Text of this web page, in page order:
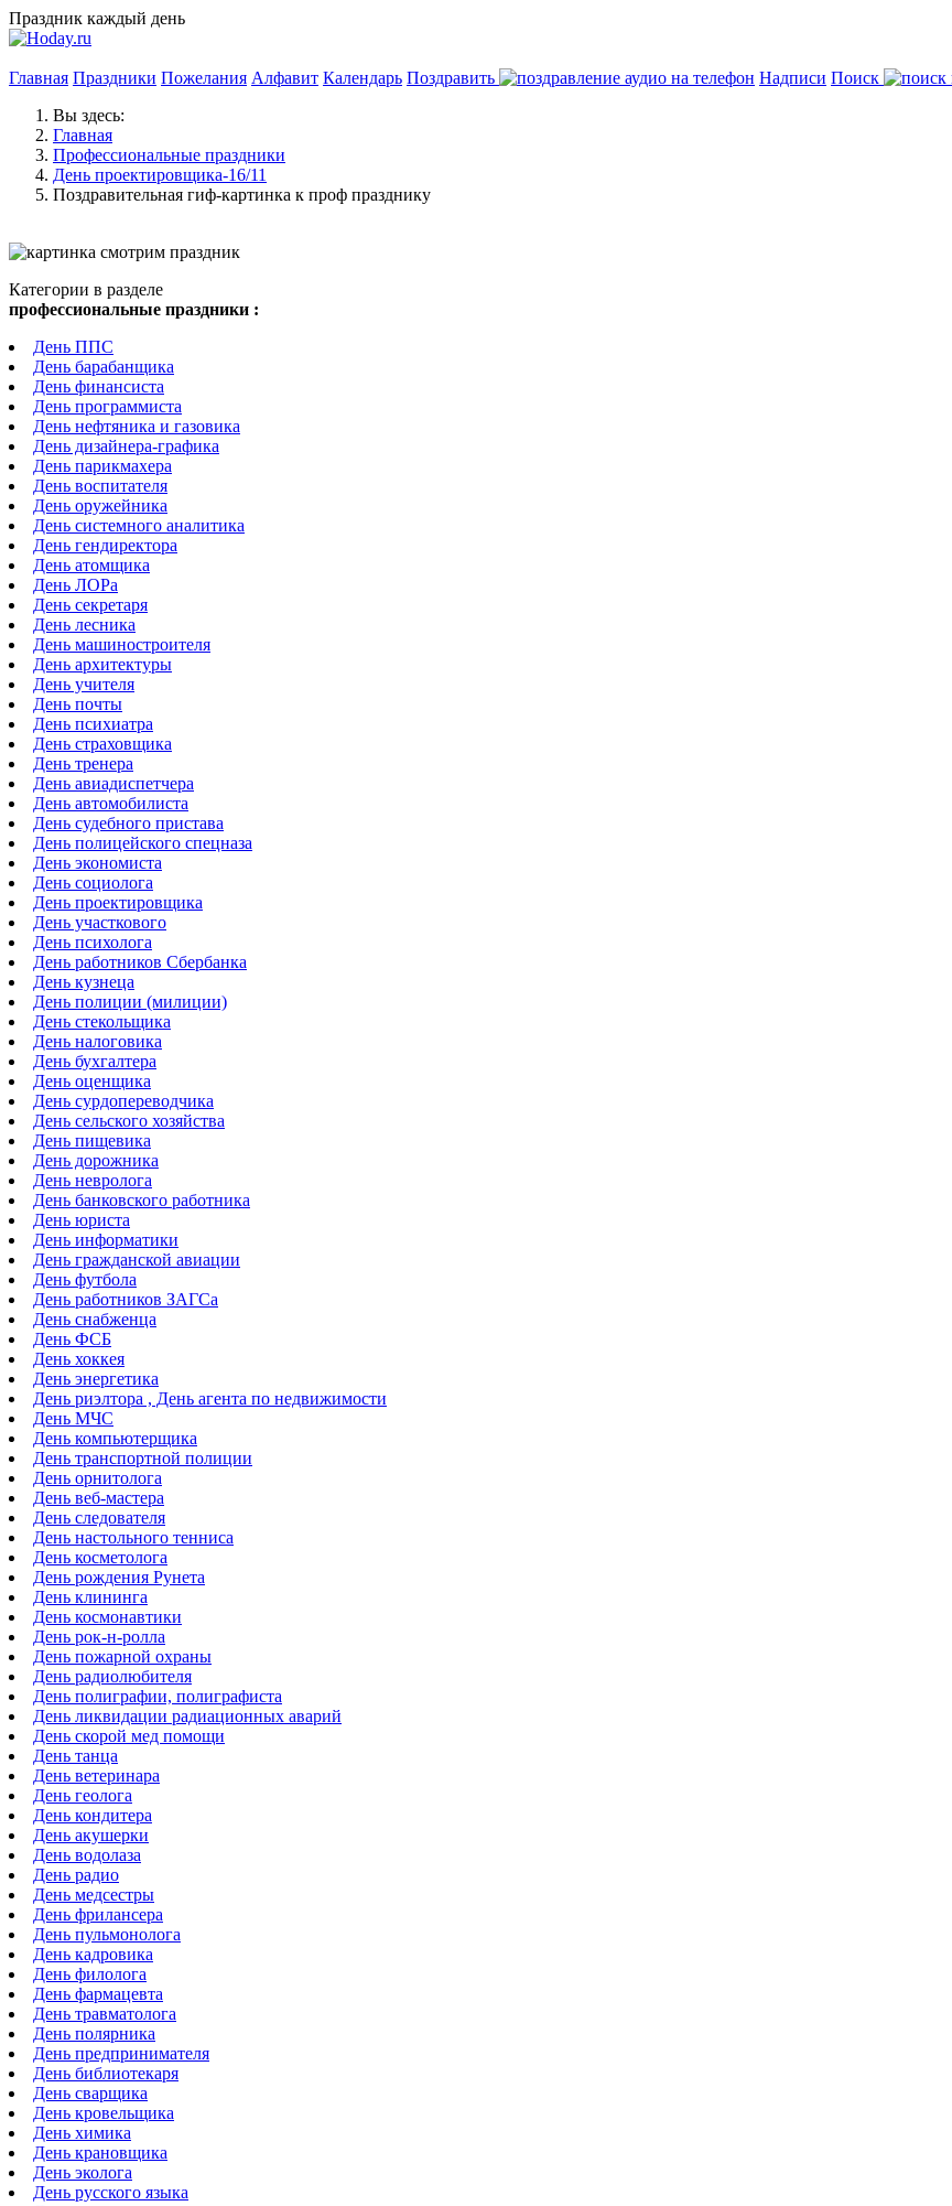
Праздник каждый день
Главная Праздники Пожелания Алфавит Календарь Поздравить Надписи Поиск
Вы здесь:
Главная
Профессиональные праздники
День проектировщика-16/11
Поздравительная гиф-картинка к проф празднику
Категории в разделе
профессиональные праздники :
День ППС
День барабанщика
День финансиста
День программиста
День нефтяника и газовика
День дизайнера-графика
День парикмахера
День воспитателя
День оружейника
День системного аналитика
День гендиректора
День атомщика
День ЛОРа
День секретаря
День лесника
День машиностроителя
День архитектуры
День учителя
День почты
День психиатра
День страховщика
День тренера
День авиадиспетчера
День автомобилиста
День судебного пристава
День полицейского спецназа
День экономиста
День социолога
День проектировщика
День участкового
День психолога
День работников Сбербанка
День кузнеца
День полиции (милиции)
День стекольщика
День налоговика
День бухгалтера
День оценщика
День сурдопереводчика
День сельского хозяйства
День пищевика
День дорожника
День невролога
День банковского работника
День юриста
День информатики
День гражданской авиации
День футбола
День работников ЗАГСа
День снабженца
День ФСБ
День хоккея
День энергетика
День риэлтора , День агента по недвижимости
День МЧС
День компьютерщика
День транспортной полиции
День орнитолога
День веб-мастера
День следователя
День настольного тенниса
День косметолога
День рождения Рунета
День клининга
День космонавтики
День рок-н-ролла
День пожарной охраны
День радиолюбителя
День полиграфии, полиграфиста
День ликвидации радиационных аварий
День скорой мед помощи
День танца
День ветеринара
День геолога
День кондитера
День акушерки
День водолаза
День радио
День медсестры
День фрилансера
День пульмонолога
День кадровика
День филолога
День фармацевта
День травматолога
День полярника
День предпринимателя
День библиотекаря
День сварщика
День кровельщика
День химика
День крановщика
День эколога
День русского языка